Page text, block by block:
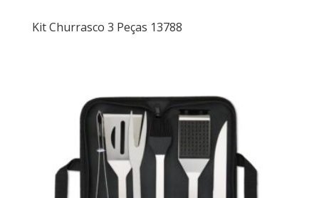
Kit Churrasco 3 Peças 13788